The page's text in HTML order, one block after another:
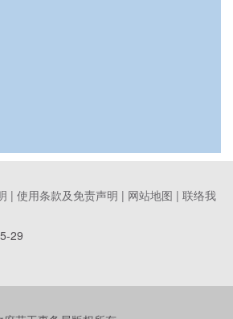
| 使用条款及免责声明 | 网站地图 | 联络我
29